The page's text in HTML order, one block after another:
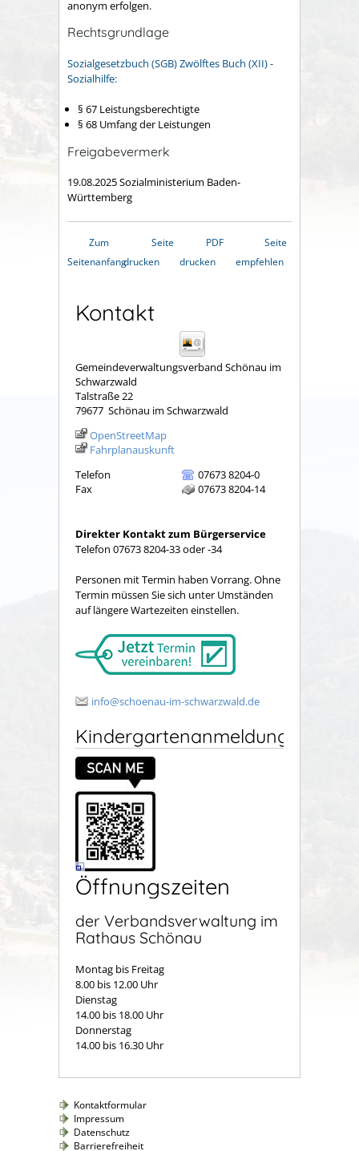
anonym erfolgen.
Rechtsgrundlage
Sozialgesetzbuch (SGB) Zwölftes Buch (XII) -
Sozialhilfe:
§ 67 Leistungsberechtigte
§ 68 Umfang der Leistungen
Freigabevermerk
19.08.2025 Sozialministerium Baden-
Württemberg
Zum
Seitenanfang
Seite
drucken
PDF
drucken
Seite
empfehlen
Kontakt
Gemeindeverwaltungsverband Schönau im
Schwarzwald
Talstraße 22
79677 Schönau im Schwarzwald
OpenStreetMap
Fahrplanauskunft
Telefon
07673 8204-0
Fax
07673 8204-14
Direkter Kontakt zum Bürgerservice
Telefon 07673 8204-33 oder -34
Personen mit Termin haben Vorrang. Ohne
Termin müssen Sie sich unter Umständen
auf längere Wartezeiten einstellen.
info@schoenau-im-schwarzwald.de
Kindergartenanmeldung
Öffnungszeiten
der Verbandsverwaltung im
Rathaus Schönau
Montag bis Freitag
8.00 bis 12.00 Uhr
Dienstag
14.00 bis 18.00 Uhr
Donnerstag
14.00 bis 16.30 Uhr
Kontaktformular
Impressum
Datenschutz
Barrierefreiheit